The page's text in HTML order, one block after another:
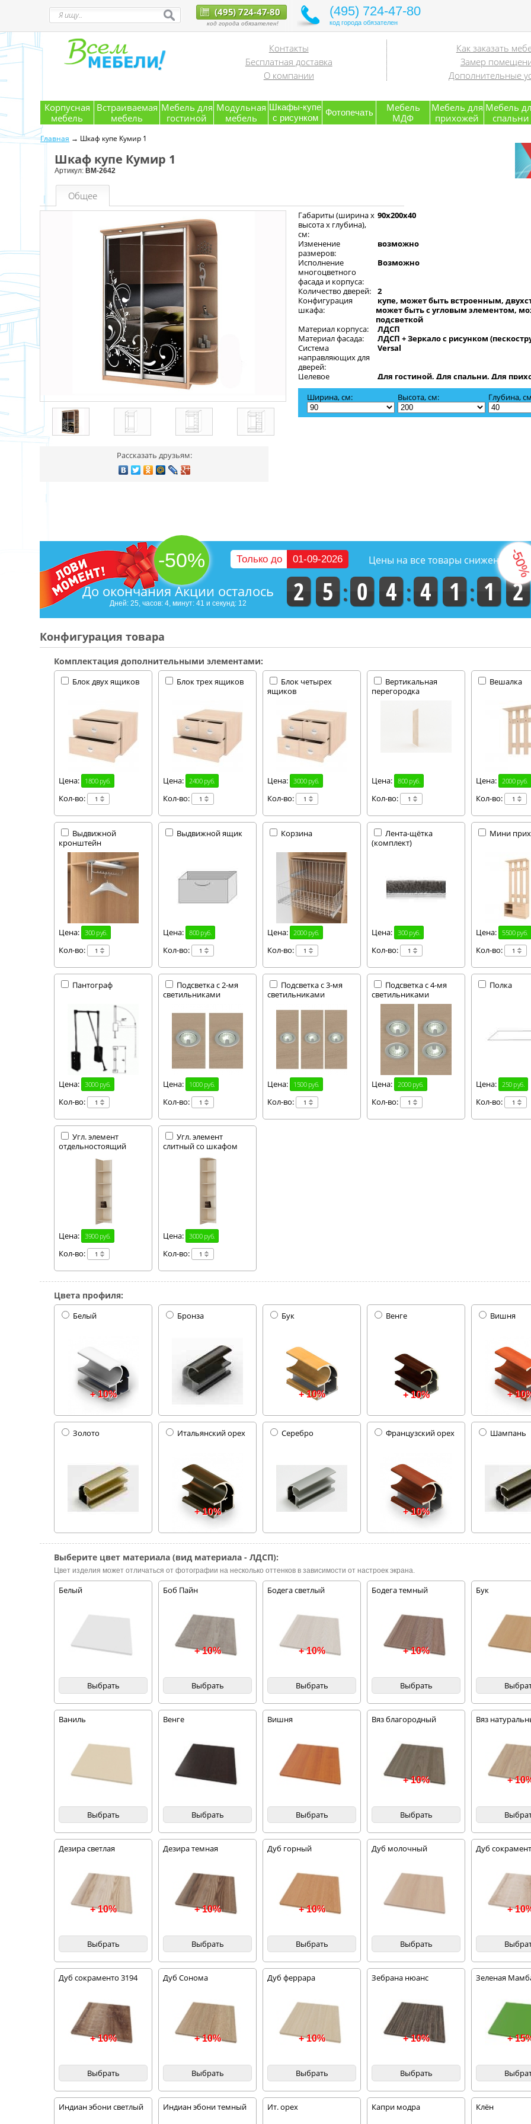
(495) 724-47-80
код города обязателен!
(495) 724-47-80
код города обязателен
Контакты
Бесплатная доставка
О компании
Как заказать
Замер
Дополнительные
Корпусная
мебель
Встраиваемая
мебель
Мебель для
гостиной
Модульная
мебель
Шкафы-купе
с рисунком
Фотопечать
Мебель
МДФ
Мебель для
прихожей
Мебель
спальни
Главная → Шкаф купе Кумир 1
Шкаф купе Кумир 1
Артикул: ВМ-2642
Общее
Рассказать друзьям:
Габариты (ширина х
высота х глубина),
см:
90x200x40
Изменение
размеров:
возможно
Исполнение
многоцветного
фасада и корпуса:
Возможно
Количество дверей:
2
Конфигурация
шкафа:
купе, может быть встроенным,
может быть с угловым элементом,
подсветкой
Материал корпуса:
ЛДСП
Материал фасада:
ЛДСП + Зеркало с рисунком
Система
направляющих для
дверей:
Versal
Целевое
назначение:
Для гостиной, Для спальни, Для
офиса, Для дачи
Двустворчатый шкаф-купе Кумир-1 - это модель с боковым
полками. Модель декорирована пескоструйным рисунком на
Ширина, см: Высота, см: Глубина,
-50% Только до 01-09-2026 Цены на все товары снижены на
До окончания Акции осталось
Дней: 25, часов: 4, минут: 41 и секунд: 11 2 5 0 4 4 1 1 1
Конфигурация товара
Комплектация дополнительными элементами:
Блок двух ящиков
Цена: 1800 руб.
Кол-во:
Блок трех ящиков
Цена: 2400 руб.
Кол-во:
Блок четырех
ящиков
Цена: 3000 руб.
Кол-во:
Вертикальная
перегородка
Цена: 800 руб.
Кол-во:
Вешалка
Цена: 2000 руб.
Кол-во:
Выдвижной
кронштейн
Цена: 300 руб.
Кол-во:
Выдвижной ящик
Цена: 800 руб.
Кол-во:
Корзина
Цена: 2000 руб.
Кол-во:
Лента-щётка
(комплект)
Цена: 300 руб.
Кол-во:
Мини
Цена: 5500 руб.
Кол-во:
Пантограф
Цена: 3000 руб.
Кол-во:
Подсветка с 2-мя
светильниками
Цена: 1000 руб.
Кол-во:
Подсветка с 3-мя
светильниками
Цена: 1500 руб.
Кол-во:
Подсветка с 4-мя
светильниками
Цена: 2000 руб.
Кол-во:
Полка
Цена: 250 руб.
Кол-во:
Угл. элемент
отдельностоящий
Цена: 3900 руб.
Кол-во:
Угл. элемент
слитный со шкафом
Цена: 3000 руб.
Кол-во:
Цвета профиля:
Белый
+ 10%
Бронза Бук
+ 10%
Венге
+ 10%
Вишня
+
Золото Итальянский орех
+ 10%
Серебро Французский орех
+ 10%
Шампань
Выберите цвет материала (вид материала - ЛДСП):
Цвет изделия может отличаться от фотографии на несколько оттенков в зависимости от настроек экрана.
Белый
Выбрать
Боб Пайн
+ 10%
Выбрать
Бодега светлый
+ 10%
Выбрать
Бодега темный
+ 10%
Выбрать
Бук
Ваниль
Выбрать
Венге
Выбрать
Вишня
Выбрать
Вяз благородный
+ 10%
Выбрать
Вяз
+
Дезира светлая
+ 10%
Выбрать
Дезира темная
+ 10%
Выбрать
Дуб горный
+ 10%
Выбрать
Дуб молочный
Выбрать
Дуб
+
Дуб сокраменто 3194
+ 10%
Выбрать
Дуб Сонома
+ 10%
Выбрать
Дуб феррара
+ 10%
Выбрать
Зебрана нюанс
+ 10%
Выбрать
Зеленая
+
Индиан эбони светлый Индиан эбони темный Ит. орех Капри модра Клён